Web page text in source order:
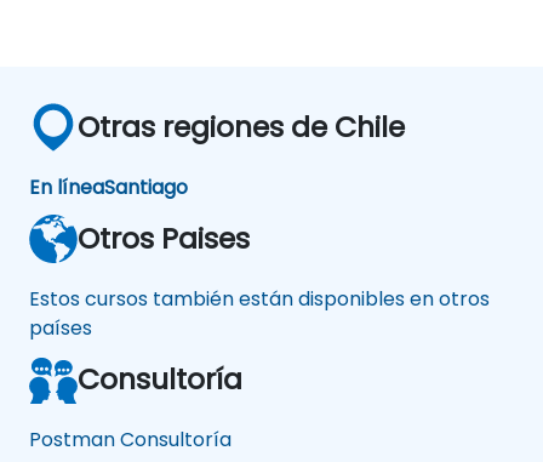
Otras regiones de Chile
En líneaSantiago
Otros Paises
Estos cursos también están disponibles en otros
países
Consultoría
Postman Consultoría